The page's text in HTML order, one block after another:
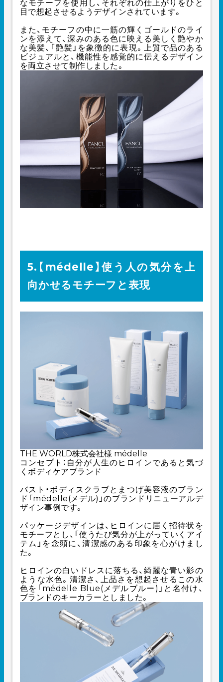
なモチーフを使用し、それぞれの仕上がりをひと
目で想起させるようデザインされています。
また、モチーフの中に一筋の輝くゴールドのライ
ンを添えて、深みのある色に映える美しく艶やか
な美髪、「艶髪」を象徴的に表現。上質で品のある
ビジュアルと、機能性を感覚的に伝えるデザイン
を両立させて制作しました。
5.【médelle】使う人の気分を上
向かせるモチーフと表現
THE WORLD株式会社様 médelle
コンセプト：自分が人生のヒロインであると気づ
くボディケアブランド
バスト・ボディスクラブとまつげ美容液のブラン
ド「médelle(メデル)」のブランドリニューアルデ
ザイン事例です。
パッケージデザインは、ヒロインに届く招待状を
モチーフとし、「使うたび気分が上がっていくアイ
テム」を念頭に、清潔感のある印象を心がけまし
た。
ヒロインの白いドレスに落ちる、綺麗な青い影の
ような水色。清潔さ、上品さを想起させるこの水
色を「médelle Blue(メデルブルー)」と名付け、
ブランドのキーカラーとしました。